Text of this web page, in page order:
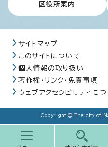
区役所案内
サイトマップ
このサイトについて
個人情報の取り扱い
著作権・リンク・免責事項
ウェブアクセシビリティに
Copyright © The city of